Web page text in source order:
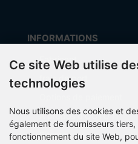
INFORMATIONS
Fabricant
frais de port
À propos d’OCTO IT
Sitemap
Ce site Web utilise
technologies
Nous utilisons des cookies et
également de fournisseurs
fonctionnement du site Web,